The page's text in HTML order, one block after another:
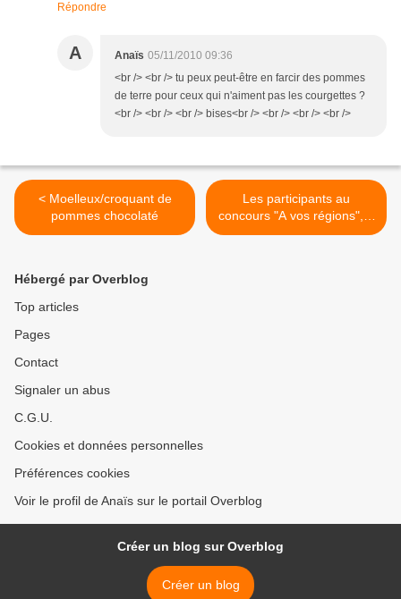
Répondre
A Anaïs 05/11/2010 09:36
<br /> <br /> tu peux peut-être en farcir des pommes
de terre pour ceux qui n'aiment pas les courgettes ?
<br /> <br /> <br /> bises<br /> <br /> <br /> <br />
< Moelleux/croquant de
pommes chocolaté
Les participants au
concours "A vos régions", à
vos votes ! >
Hébergé par Overblog
Top articles
Pages
Contact
Signaler un abus
C.G.U.
Cookies et données personnelles
Préférences cookies
Voir le profil de Anaïs sur le portail Overblog
Créer un blog sur Overblog
Créer un blog